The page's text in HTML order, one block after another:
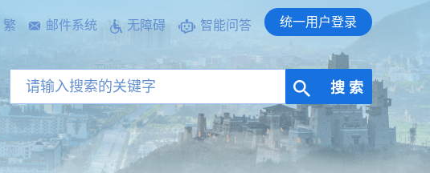
繁 邮件系统 无障碍 智能问答 统一用户登录
搜 索